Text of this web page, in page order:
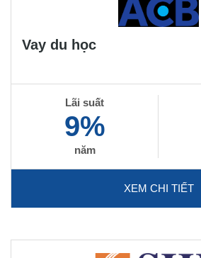
Vay du học
Lãi suất
9%
năm
XEM CHI TIẾT